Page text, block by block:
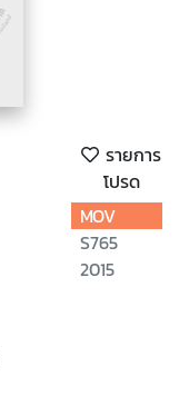
รายการ
โปรด
MOV
S765
2015